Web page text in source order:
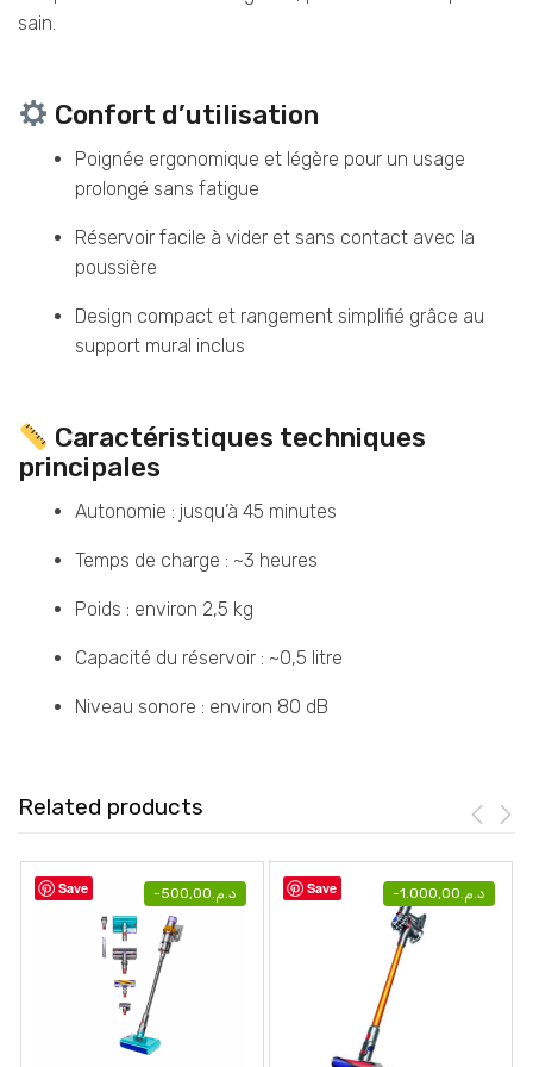
sain.
Confort d’utilisation
Poignée ergonomique et légère pour un usage
prolongé sans fatigue
Réservoir facile à vider et sans contact avec la
poussière
Design compact et rangement simplifié grâce au
support mural inclus
Caractéristiques techniques
principales
Autonomie : jusqu’à 45 minutes
Temps de charge : ~3 heures
Poids : environ 2,5 kg
Capacité du réservoir : ~0,5 litre
Niveau sonore : environ 80 dB
Related products
Save - د.م.500,00 Save - د.م.1.000,00